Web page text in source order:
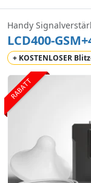
RABATT
Handy
LCD400-
+ KOSTENLOSER